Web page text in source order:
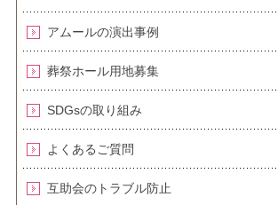
アムールの演出事例
葬祭ホール用地募集
SDGsの取り組み
よくあるご質問
互助会のトラブル防止